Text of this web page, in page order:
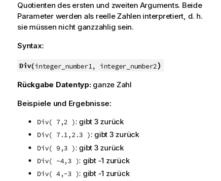
Quotienten des ersten und zweiten Arguments. Beide
Parameter werden als reelle Zahlen interpretiert, d. h.
sie müssen nicht ganzzahlig sein.
Syntax:
Div(integer_number1, integer_number2)
Rückgabe Datentyp: ganze Zahl
Beispiele und Ergebnisse:
Div( 7,2 ): gibt 3 zurück
Div( 7.1,2.3 ): gibt 3 zurück
Div( 9,3 ): gibt 3 zurück
Div( -4,3 ): gibt -1 zurück
Div( 4,-3 ): gibt -1 zurück